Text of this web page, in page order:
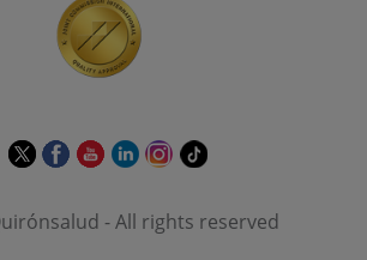
This
open
This
open
This
open
This
open
This
open
Link
application.
- All rights reserved